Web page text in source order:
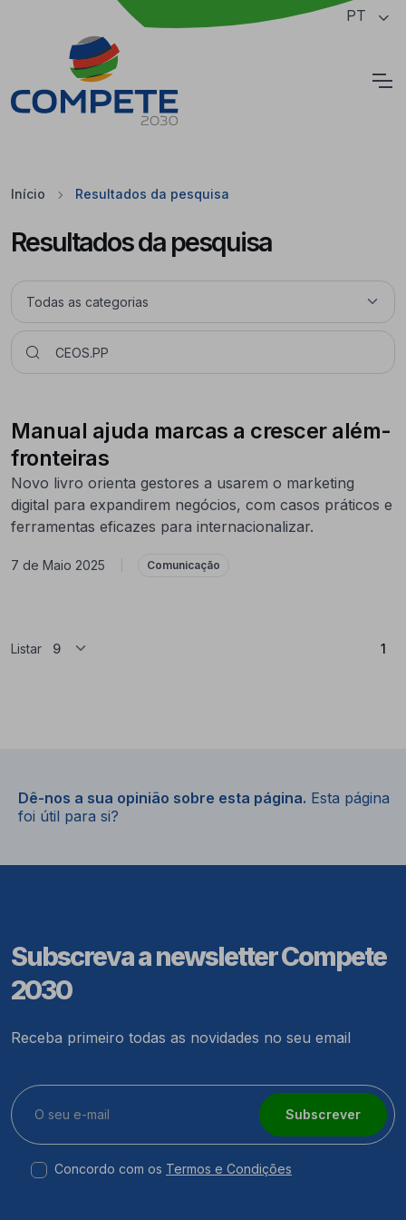
Saltar para o conteúdo principal da página PT
Início Resultados da pesquisa
Resultados da pesquisa
Manual ajuda marcas a crescer além-
fronteiras
Novo livro orienta gestores a usarem o marketing
digital para expandirem negócios, com casos práticos e
ferramentas eficazes para internacionalizar.
7 de Maio 2025 Comunicação
Listar 1
Dê-nos a sua opinião sobre esta página. Esta página
foi útil para si?
Subscreva a newsletter Compete
2030
Receba primeiro todas as novidades no seu email
Subscrever
Concordo com os Termos e Condições